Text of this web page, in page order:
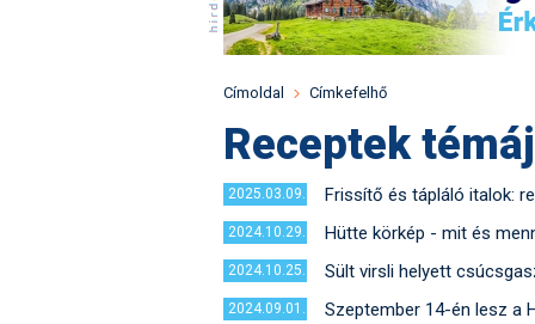
Toplista
Havazás
Fotók
Címoldal Címkefelhő
Receptek
2025.03.09. Frissítő és tápláló italok:
2024.10.29. Hütte körkép - mit és
2024.10.25. Sült virsli helyett
2024.09.01. Szeptember 14-én lesz a